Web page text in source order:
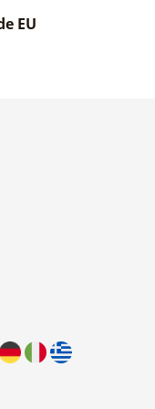
EU